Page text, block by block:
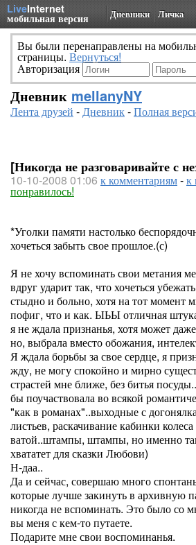
LiveInternet
мобильная версия Дневники Личка
Вы были перенаправлены на
страницы. Вернуться!
Авторизация
Дневник mellanyNY
Лента друзей -Дневник-Полная
[Никогда не разговаривайте с
10-10-2008 01:06 к комментариям-к
понравилось!
*Уголки памяти настолько
хочеться забыть свое прошлое.(с)
Я не хочу вспоминать свои метания
вдруг ударит так, что хочеться
стыдно и больно, хотя на тот момент
пофиг, что и как. ЫЬЫ отличная
я не ждала признанья, хотя может
но, выбрала вместо обожания,
Я ждала борьбы за свое сердце, я
жду, не могу спокойно и мирно
страстей мне ближе, без битья
бы поучаствовала во всякой
"как в романах"..выходные с
листьев, раскачивание кабинки
ватой..штампы, штампы, но именно
хвататет для сказки Любови)
Н-даа..
Да и сейчас, совершаю много
которые лучше закинуть в архивную
никогда не вспоминать. Это было со
вы меня с кем-то путаете.
Подарите мне свои воспоминанья.